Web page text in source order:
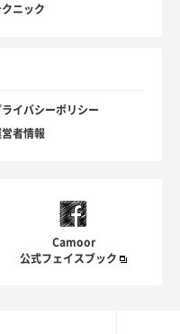
クニック
ライバシーポリシー
営者情報
Camoor
公式フェイスブック